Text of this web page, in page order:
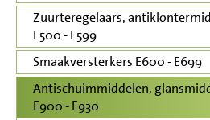
Zuurteregelaars,
E500 - E599
Smaakversterkers E600 - E699
Antischuimmiddelen,
E900 - E930